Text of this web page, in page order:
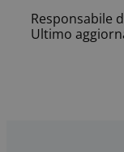
Responsabile
Ultimo